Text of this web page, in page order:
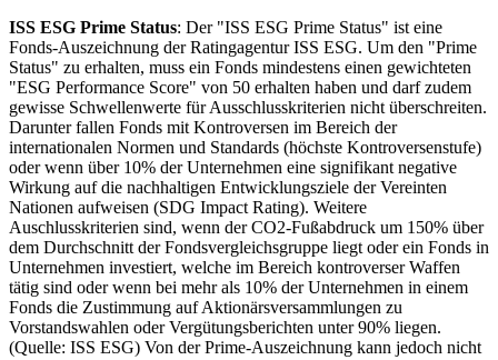
ISS ESG Prime Status: Der "ISS ESG Prime Status" ist eine
Fonds-Auszeichnung der Ratingagentur ISS ESG. Um den "Prime
Status" zu erhalten, muss ein Fonds mindestens einen gewichteten
"ESG Performance Score" von 50 erhalten haben und darf zudem
gewisse Schwellenwerte für Ausschlusskriterien nicht überschreiten.
Darunter fallen Fonds mit Kontroversen im Bereich der
internationalen Normen und Standards (höchste Kontroversenstufe)
oder wenn über 10% der Unternehmen eine signifikant negative
Wirkung auf die nachhaltigen Entwicklungsziele der Vereinten
Nationen aufweisen (SDG Impact Rating). Weitere
Auschlusskriterien sind, wenn der CO2-Fußabdruck um 150% über
dem Durchschnitt der Fondsvergleichsgruppe liegt oder ein Fonds in
Unternehmen investiert, welche im Bereich kontroverser Waffen
tätig sind oder wenn bei mehr als 10% der Unternehmen in einem
Fonds die Zustimmung auf Aktionärsversammlungen zu
Vorstandswahlen oder Vergütungsberichten unter 90% liegen.
(Quelle: ISS ESG) Von der Prime-Auszeichnung kann jedoch nicht